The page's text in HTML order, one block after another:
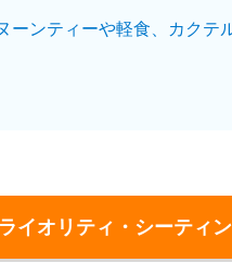
ンティーや軽食、カクテ
イオリティ・シーティ